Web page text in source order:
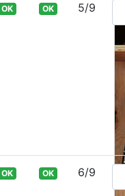
OK OK 5/9
OK OK 6/9